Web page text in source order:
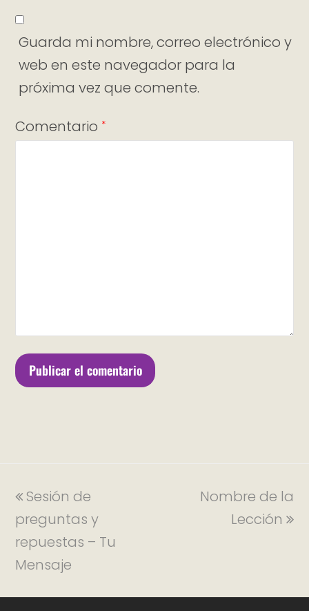
Guarda mi nombre, correo electrónico y
web en este navegador para la
próxima vez que comente.
Comentario *
Sesión de
preguntas y
repuestas – Tu
Mensaje
Nombre de la
Lección